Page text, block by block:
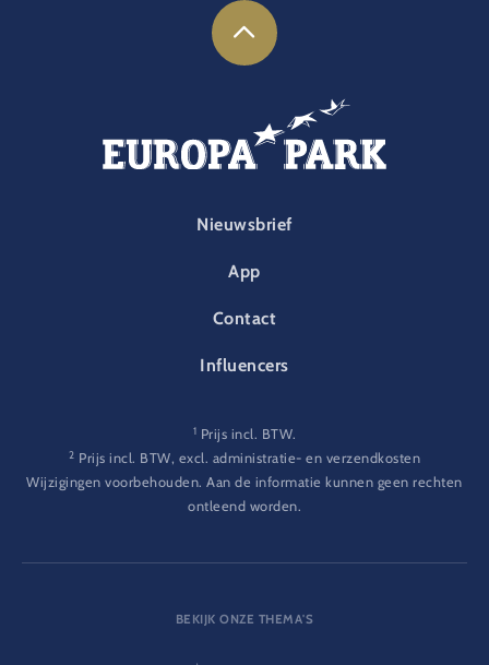
FOOTER-PARK
Nieuwsbrief
App
Contact
Influencers
1 Prijs incl. BTW.
2 Prijs incl. BTW, excl. administratie- en verzendkosten
Wijzigingen voorbehouden. Aan de informatie kunnen geen rechten
ontleend worden.
BEKIJK ONZE THEMA'S